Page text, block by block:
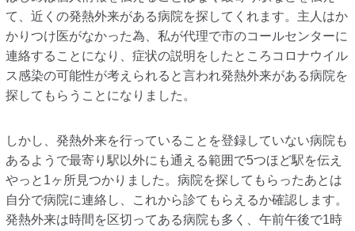
て、近くの発熱外来がある病院を探してくれます。主人はか
かりつけ医がなかった為、私が代理で市のコールセンターに
連絡することになり、症状の説明をしたところコロナウイル
ス感染の可能性が考えられると言われ発熱外来がある病院を
探してもらうことになりました。
しかし、発熱外来を行っていることを登録していない病院も
あるようで最寄り駅以外にも通える範囲で5つほど駅を伝え
やっと1ヶ所見つかりました。病院を探してもらったあとは
自分で病院に連絡し、これから診てもらえるか確認します。
発熱外来は時間を区切ってある病院も多く、午前午後で1時